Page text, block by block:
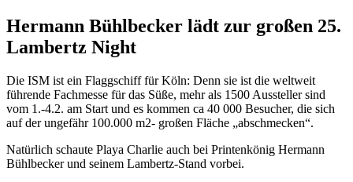
Hermann Bühlbecker lädt zur großen 25.
Lambertz Night
Die ISM ist ein Flaggschiff für Köln: Denn sie ist die weltweit
führende Fachmesse für das Süße, mehr als 1500 Aussteller sind
vom 1.-4.2. am Start und es kommen ca 40 000 Besucher, die sich
auf der ungefähr 100.000 m2- großen Fläche „abschmecken“.
Natürlich schaute Playa Charlie auch bei Printenkönig Hermann
Bühlbecker und seinem Lambertz-Stand vorbei.